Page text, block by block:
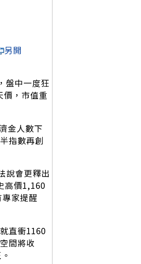
另開
盤中一度狂
價，市值重
金人數下
指數再創
說會更釋出
高價1,160
家提醒
直衝1160
間將收